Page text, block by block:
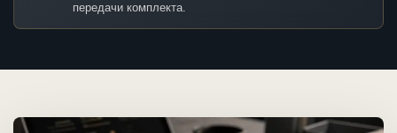
передачи комплекта.